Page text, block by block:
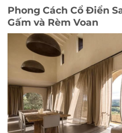
Phong Cách Cổ Điển
Gấm và Rèm Voan